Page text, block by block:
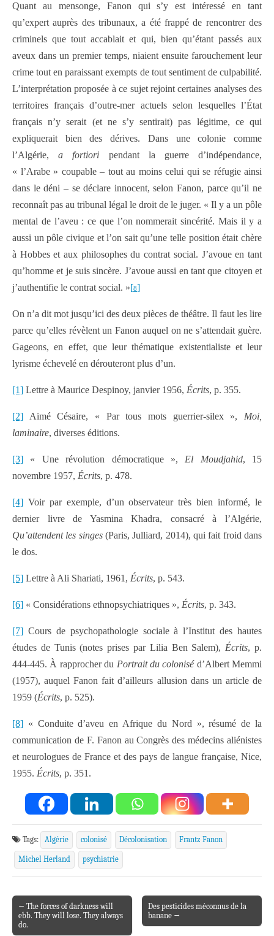
Quant au mensonge, Fanon qui s’y est intéressé en tant
qu’expert auprès des tribunaux, a été frappé de rencontrer des
criminels que tout accablait et qui, bien qu’étant passés aux
aveux dans un premier temps, niaient ensuite farouchement leur
crime tout en paraissant exempts de tout sentiment de culpabilité.
L’interprétation proposée à ce sujet rejoint certaines analyses des
territoires français d’outre-mer actuels selon lesquelles l’État
français n’y serait (et ne s’y sentirait) pas légitime, ce qui
expliquerait bien des dérives. Dans une colonie comme
l’Algérie,a fortiori pendant la guerre d’indépendance,
« l’Arabe » coupable – tout au moins celui qui se réfugie ainsi
dans le déni – se déclare innocent, selon Fanon, parce qu’il ne
reconnaît pas au tribunal légal le droit de le juger. « Il y a un pôle
mental de l’aveu : ce que l’on nommerait sincérité. Mais il y a
aussi un pôle civique et l’on sait qu’une telle position était chère
à Hobbes et aux philosophes du contrat social. J’avoue en tant
qu’homme et je suis sincère. J’avoue aussi en tant que citoyen et
j’authentifie le contrat social. »[8]
On n’a dit mot jusqu’ici des deux pièces de théâtre. Il faut les lire
parce qu’elles révèlent un Fanon auquel on ne s’attendait guère.
Gageons, en effet, que leur thématique existentialiste et leur
lyrisme échevelé en dérouteront plus d’un.
[1] Lettre à Maurice Despinoy, janvier 1956, Écrits, p. 355.
[2] Aimé Césaire, « Par tous mots guerrier-silex », Moi,
laminaire, diverses éditions.
[3] « Une révolution démocratique », El Moudjahid, 15
novembre 1957, Écrits, p. 478.
[4] Voir par exemple, d’un observateur très bien informé, le
dernier livre de Yasmina Khadra, consacré à l’Algérie,
Qu’attendent les singes(Paris, Julliard, 2014), qui fait froid dans
le dos.
[5] Lettre à Ali Shariati, 1961, Écrits, p. 543.
[6] « Considérations ethnopsychiatriques », Écrits, p. 343.
[7] Cours de psychopathologie sociale à l’Institut des hautes
études de Tunis (notes prises par Lilia Ben Salem), Écrits, p.
444-445. À rapprocher du Portrait du coloniséd’Albert Memmi
(1957), auquel Fanon fait d’ailleurs allusion dans un article de
1959 (Écrits, p. 525).
[8] « Conduite d’aveu en Afrique du Nord », résumé de la
communication de F. Fanon au Congrès des médecins aliénistes
et neurologues de France et des pays de langue française, Nice,
1955. Écrits, p. 351.
Tags: Algérie colonisé Décolonisation Frantz Fanon
Michel Herland psychiatrie
Post navigation
← The forces of darkness will
ebb. They will lose. They always
do.
Des pesticides méconnus de la
banane →